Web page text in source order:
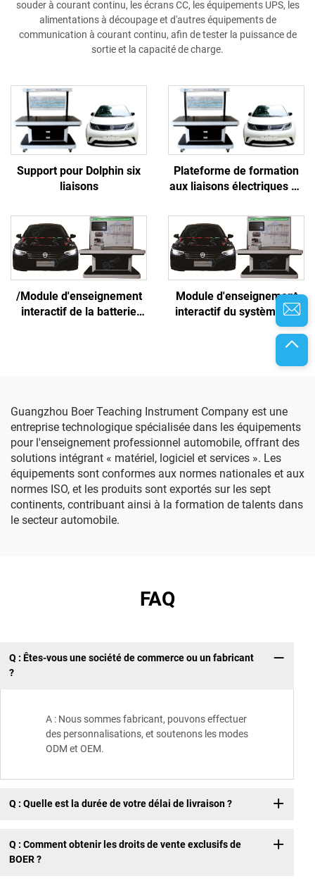
souder à courant continu, les écrans CC, les équipements UPS, les
alimentations à découpage et d'autres équipements de
communication à courant continu, afin de tester la puissance de
sortie et la capacité de charge.
Support pour Dolphin six
liaisons
Plateforme de formation
aux liaisons électriques de
à énergie nouvelle
/Module d'enseignement
interactif de la batterie
Module d'enseignement
interactif du système de
contrôle du véhicule
Guangzhou Boer Teaching Instrument Company est une
entreprise technologique spécialisée dans les équipements
pour l'enseignement professionnel automobile, offrant des
solutions intégrant « matériel, logiciel et services ». Les
équipements sont conformes aux normes nationales et aux
normes ISO, et les produits sont exportés sur les sept
continents, contribuant ainsi à la formation de talents dans
le secteur automobile.
FAQ
Q : Êtes-vous une société de commerce ou un fabricant
?
A : Nous sommes fabricant, pouvons effectuer
des personnalisations, et soutenons les modes
ODM et OEM.
Q : Quelle est la durée de votre délai de livraison ?
Q : Comment obtenir les droits de vente exclusifs de
BOER ?